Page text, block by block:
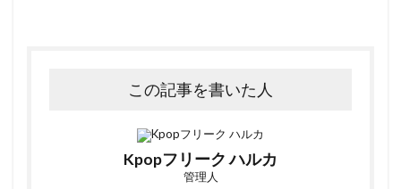
この記事を書いた人
Kpopフリーク ハルカ
管理人